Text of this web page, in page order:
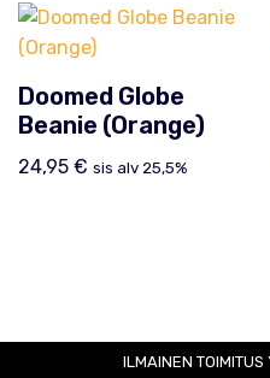
Doomed Globe
Beanie (Orange)
24,95 € sis alv 25,5%
ILMAINEN